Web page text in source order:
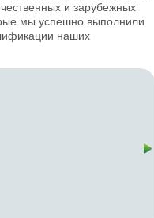
и зарубежных
мы успешно выполнили
наших